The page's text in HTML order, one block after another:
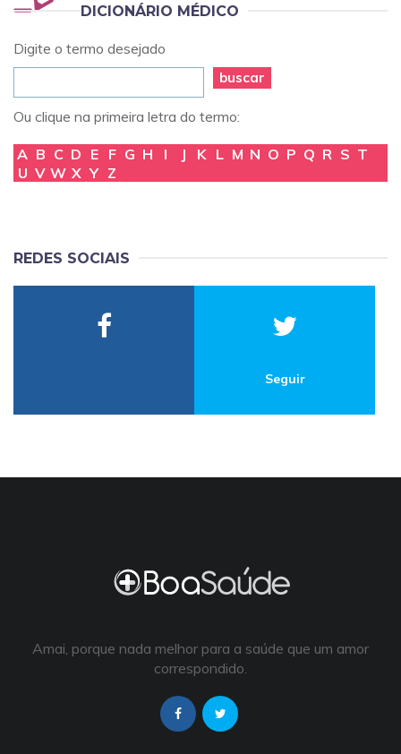
DICIONÁRIO MÉDICO
Digite o termo desejado
buscar
Ou clique na primeira letra do termo:
A B C D E F G H I J K L M N O P Q R S T
U V W X Y Z
REDES SOCIAIS
Seguir
Amai, porque nada melhor para a saúde que um amor
correspondido.